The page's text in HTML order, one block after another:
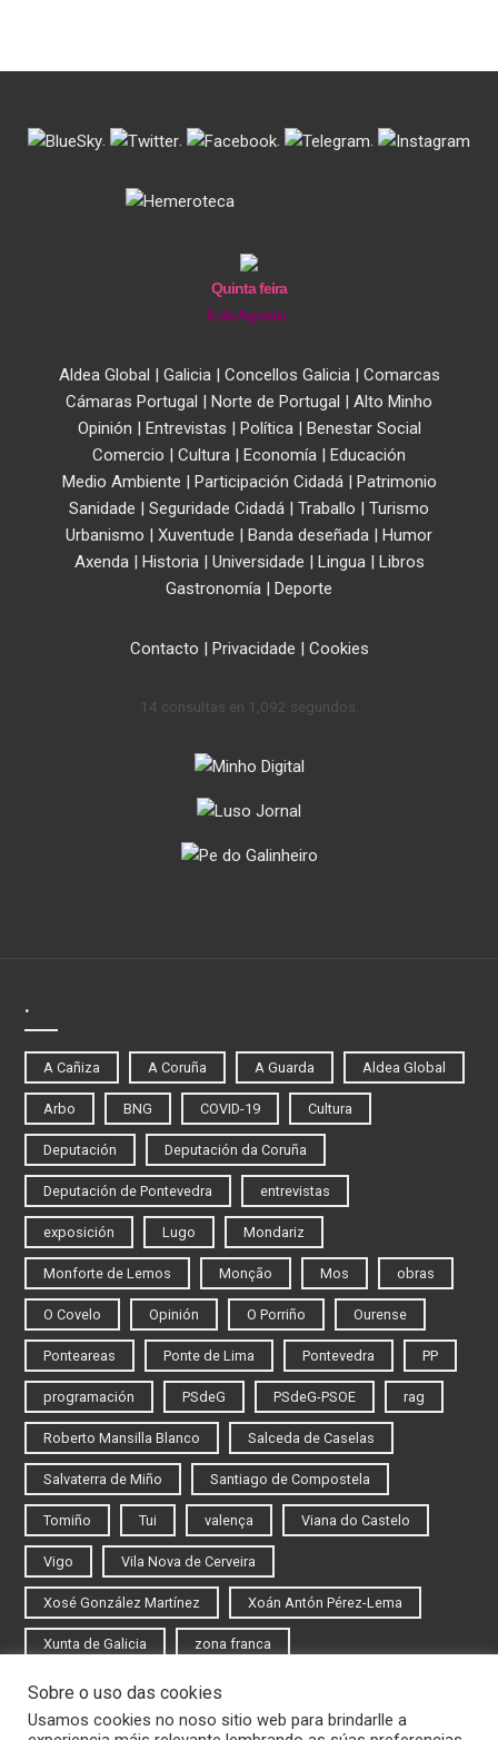
. . . .
Quinta feira
6 de Agosto
Aldea Global | Galicia| Concellos Galicia| Comarcas
Cámaras Portugal | Norte de Portugal | Alto Minho
Opinión | Entrevistas | Política| Benestar Social
Comercio | Cultura | Economía | Educación
Medio Ambiente | Participación Cidadá| Patrimonio
Sanidade | Seguridade Cidadá | Traballo | Turismo
Urbanismo | Xuventude | Banda deseñada | Humor
Axenda| Historia| Universidade | Lingua| Libros
Gastronomía | Deporte
Contacto | Privacidade | Cookies
14 consultas en 1,092 segundos.
.
A Cañiza A Coruña A Guarda Aldea Global
Arbo BNG COVID-19 Cultura
Deputación Deputación da Coruña
Deputación de Pontevedra entrevistas
exposición Lugo Mondariz
Monforte de Lemos Monção Mos obras
O Covelo Opinión O Porriño Ourense
Ponteareas Ponte de Lima Pontevedra PP
programación PSdeG PSdeG-PSOE rag
Roberto Mansilla Blanco Salceda de Caselas
Salvaterra de Miño Santiago de Compostela
Tomiño Tui valença Viana do Castelo
Vigo Vila Nova de Cerveira
Xosé González Martínez Xoán Antón Pérez-Lema
Xunta de Galicia zona franca
Iniciar sesión
Sobre o uso das cookies
Usamos cookies no noso sitio web para brindarlle a